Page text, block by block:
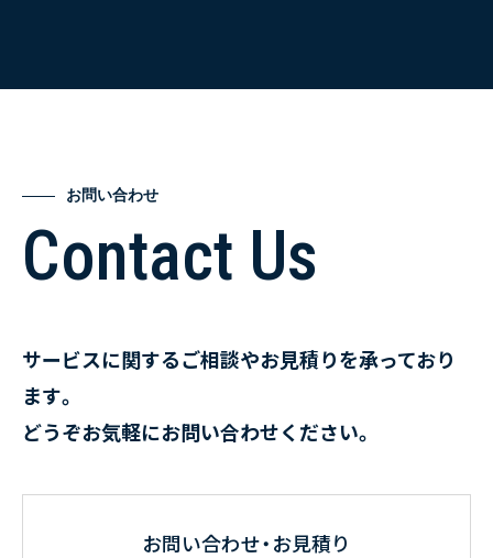
お問い合わせ
Contact Us
サービスに関するご相談やお見積りを承っており
ます。
どうぞお気軽にお問い合わせください。
お問い合わせ・お見積り